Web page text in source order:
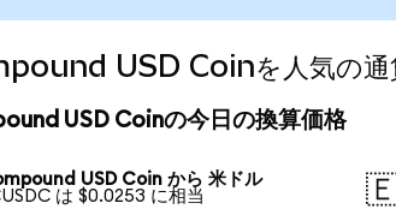
USD Coinを人気の通
USD Coinの今日の換算価格
USD Coin から 米ドル
は $0.0253 に相当